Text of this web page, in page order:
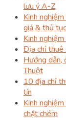
lưu ý A-Z
Kinh
giá & thủ tục
Kinh
Địa chỉ thuê
Hướng dẫn,
Thuột
10 địa chỉ
tín
Kinh
chặt chém